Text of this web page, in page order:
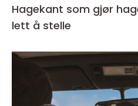
Hagekant som gjør
lett å stelle